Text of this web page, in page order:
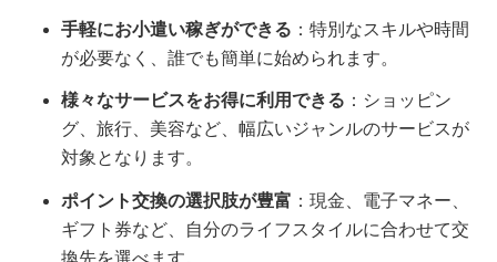
手軽にお小遣い稼ぎができる ：特別なスキルや時間
が必要なく、誰でも簡単に始められます。
様々なサービスをお得に利用できる ：ショッピン
グ、旅行、美容など、幅広いジャンルのサービスが
対象となります。
ポイント交換の選択肢が豊富 ：現金、電子マネー、
ギフト券など、自分のライフスタイルに合わせて交